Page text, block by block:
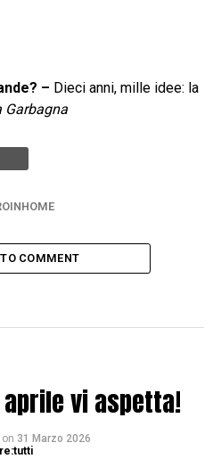
– Dieci anni, mille idee: la
Garbagna
COMMENT
vi aspetta!
on 31 Marzo 2026